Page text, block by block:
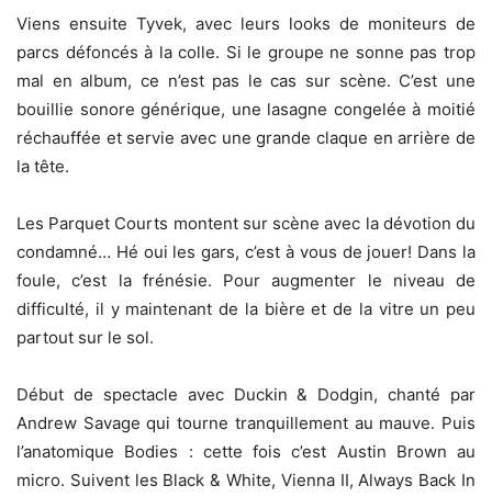
Viens ensuite Tyvek, avec leurs looks de moniteurs de
parcs défoncés à la colle. Si le groupe ne sonne pas trop
mal en album, ce n’est pas le cas sur scène. C’est une
bouillie sonore générique, une lasagne congelée à moitié
réchauffée et servie avec une grande claque en arrière de
la tête.
Les Parquet Courts montent sur scène avec la dévotion du
condamné… Hé oui les gars, c’est à vous de jouer! Dans la
foule, c’est la frénésie. Pour augmenter le niveau de
difficulté, il y maintenant de la bière et de la vitre un peu
partout sur le sol.
Début de spectacle avec Duckin & Dodgin, chanté par
Andrew Savage qui tourne tranquillement au mauve. Puis
l’anatomique Bodies : cette fois c’est Austin Brown au
micro. Suivent les Black & White, Vienna II, Always Back In